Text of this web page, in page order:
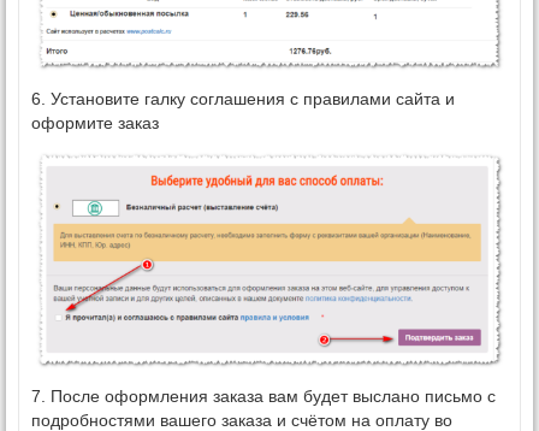
6. Установите галку соглашения с правилами сайта и
оформите заказ
7. После оформления заказа вам будет выслано письмо с
подробностями вашего заказа и счётом на оплату во